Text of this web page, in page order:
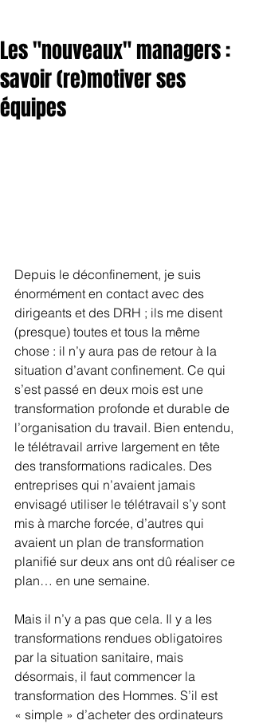
Les "nouveaux" managers :
savoir (re)motiver ses
équipes
Depuis le déconfinement, je suis
énormément en contact avec des
dirigeants et des DRH ; ils me disent
(presque) toutes et tous la même
chose : il n’y aura pas de retour à la
situation d’avant confinement. Ce qui
s’est passé en deux mois est une
transformation profonde et durable de
l’organisation du travail. Bien entendu,
le télétravail arrive largement en tête
des transformations radicales. Des
entreprises qui n’avaient jamais
envisagé utiliser le télétravail s’y sont
mis à marche forcée, d’autres qui
avaient un plan de transformation
planifié sur deux ans ont dû réaliser ce
plan… en une semaine.
Mais il n’y a pas que cela. Il y a les
transformations rendues obligatoires
par la situation sanitaire, mais
désormais, il faut commencer la
transformation des Hommes. S’il est
« simple » d’acheter des ordinateurs